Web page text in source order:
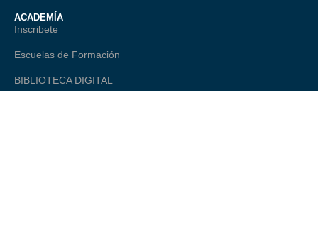
ACADEMÍA
Inscribete
Escuelas de Formación
BIBLIOTECA DIGITAL